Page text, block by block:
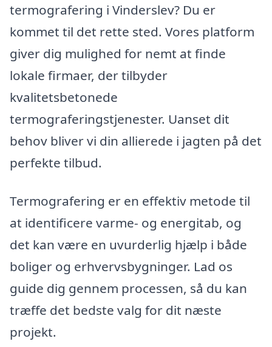
termografering i Vinderslev? Du er
kommet til det rette sted. Vores platform
giver dig mulighed for nemt at finde
lokale firmaer, der tilbyder
kvalitetsbetonede
termograferingstjenester. Uanset dit
behov bliver vi din allierede i jagten på det
perfekte tilbud.
Termografering er en effektiv metode til
at identificere varme- og energitab, og
det kan være en uvurderlig hjælp i både
boliger og erhvervsbygninger. Lad os
guide dig gennem processen, så du kan
træffe det bedste valg for dit næste
projekt.